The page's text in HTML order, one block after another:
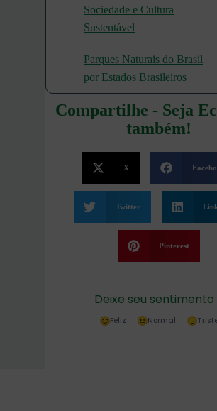
Sociedade e Cultura
Sustentável
Parques Naturais do Brasil
por Estados Brasileiros
Compartilhe - Seja
também!
X
Twitter
Pinterest
Deixe seu sentimento
Feliz Normal